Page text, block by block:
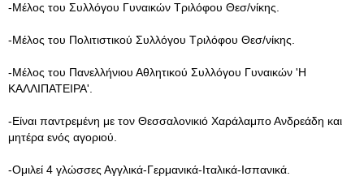
-Μέλος του Συλλόγου Γυναικών Τριλόφου Θεσ/νίκης.
-Μέλος του Πολιτιστικού Συλλόγου Τριλόφου Θεσ/νίκης.
-Μέλος του Πανελλήνιου Αθλητικού Συλλόγου Γυναικών 'Η
ΚΑΛΛΙΠΑΤΕΙΡΑ'.
-Είναι παντρεμένη με τον Θεσσαλονικιό Χαράλαμπο Ανδρεάδη και
μητέρα ενός αγοριού.
-Ομιλεί 4 γλώσσες Αγγλικά-Γερμανικά-Ιταλικά-Ισπανικά.